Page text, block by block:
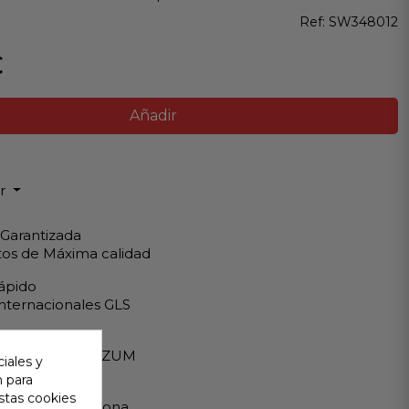
Ref: SW348012
Añadir
de Máxima calidad
GLS
- PAYPAL - BIZUM
al cliente
y
para
cookies